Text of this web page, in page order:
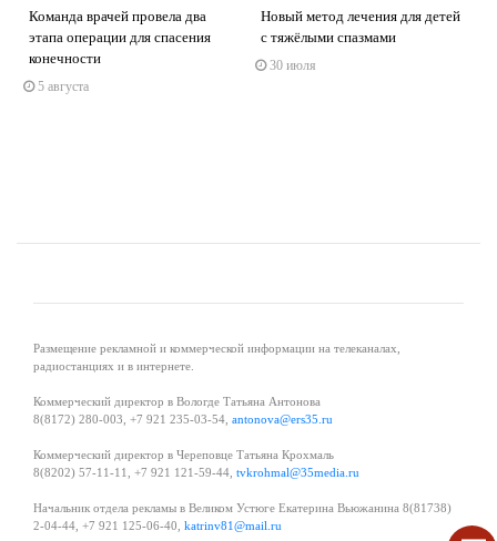
Команда врачей провела два
этапа операции для спасения
конечности
5 августа
Новый метод лечения для детей
с тяжёлыми спазмами
30 июля
Размещение рекламной и коммерческой информации на телеканалах,
радиостанциях и в интернете.
Коммерческий директор в Вологде Татьяна Антонова
8(8172) 280-003, +7 921 235-03-54, antonova@ers35.ru
Коммерческий директор в Череповце Татьяна Крохмаль
8(8202) 57-11-11, +7 921 121-59-44, tvkrohmal@35media.ru
Начальник отдела рекламы в Великом Устюге Екатерина Вьюжанина 8(81738)
2-04-44, +7 921 125-06-40, katrinv81@mail.ru